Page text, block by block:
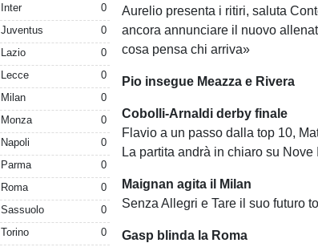
Inter
0
Juventus
0
Lazio
0
Lecce
0
Milan
0
Monza
0
Napoli
0
Parma
0
Roma
0
Sassuolo
0
Torino
0
Aurelio presenta i ritiri, saluta
ancora annunciare il nuovo
cosa pensa chi arriva»
Pio insegue Meazza e Rivera
Cobolli-Arnaldi derby finale
Flavio a un passo dalla top 10,
La partita andrà in chiaro su
Maignan agita il Milan
Senza Allegri e Tare il suo futuro
Gasp blinda la Roma